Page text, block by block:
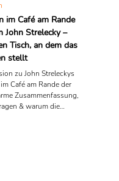
im Café am Rande
John Strelecky –
Tisch, an dem das
stellt
zu John Streleckys
Café am Rande der
Zusammenfassung,
& warum die